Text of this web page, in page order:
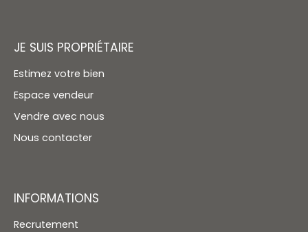
JE SUIS PROPRIÉTAIRE
Estimez votre bien
Espace vendeur
Vendre avec nous
Nous contacter
INFORMATIONS
Recrutement